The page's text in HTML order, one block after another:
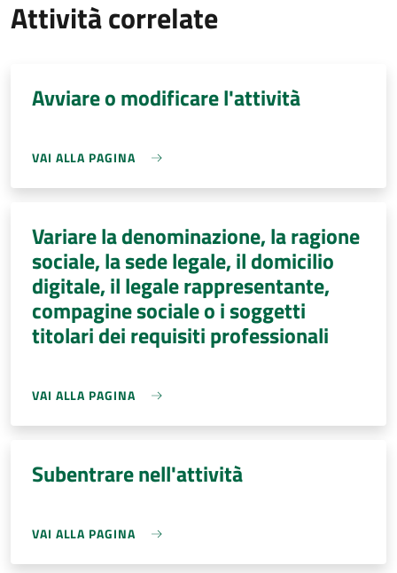
Attività correlate
Avviare o modificare l'attività
VAI ALLA PAGINA
Variare la denominazione, la ragione
sociale, la sede legale, il domicilio
digitale, il legale rappresentante,
compagine sociale o i soggetti
titolari dei requisiti professionali
VAI ALLA PAGINA
Subentrare nell'attività
VAI ALLA PAGINA